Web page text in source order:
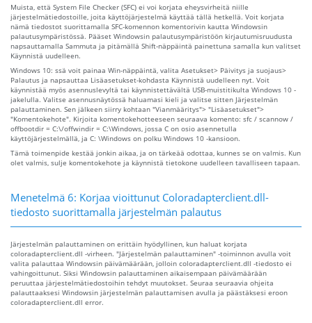
Muista, että System File Checker (SFC) ei voi korjata eheysvirheitä niille
järjestelmätiedostoille, joita käyttöjärjestelmä käyttää tällä hetkellä. Voit korjata
nämä tiedostot suorittamalla SFC-komennon komentorivin kautta Windowsin
palautusympäristössä. Pääset Windowsin palautusympäristöön kirjautumisruudusta
napsauttamalla Sammuta ja pitämällä Shift-näppäintä painettuna samalla kun valitset
Käynnistä uudelleen.
Windows 10: ssä voit painaa Win-näppäintä, valita Asetukset> Päivitys ja suojaus>
Palautus ja napsauttaa Lisäasetukset-kohdasta Käynnistä uudelleen nyt. Voit
käynnistää myös asennuslevyltä tai käynnistettävältä USB-muistitikulta Windows 10 -
jakelulla. Valitse asennusnäytössä haluamasi kieli ja valitse sitten Järjestelmän
palauttaminen. Sen jälkeen siirry kohtaan "Vianmääritys"> "Lisäasetukset">
"Komentokehote". Kirjoita komentokehotteeseen seuraava komento: sfc / scannow /
offbootdir = C:\/offwindir = C:\Windows, jossa C on osio asennetulla
käyttöjärjestelmällä, ja C: \Windows on polku Windows 10 -kansioon.
Tämä toimenpide kestää jonkin aikaa, ja on tärkeää odottaa, kunnes se on valmis. Kun
olet valmis, sulje komentokehote ja käynnistä tietokone uudelleen tavalliseen tapaan.
Menetelmä 6: Korjaa vioittunut Coloradapterclient.dll-
tiedosto suorittamalla järjestelmän palautus
Järjestelmän palauttaminen on erittäin hyödyllinen, kun haluat korjata
coloradapterclient.dll -virheen. "Järjestelmän palauttaminen" -toiminnon avulla voit
valita palauttaa Windowsin päivämäärään, jolloin coloradapterclient.dll -tiedosto ei
vahingoittunut. Siksi Windowsin palauttaminen aikaisempaan päivämäärään
peruuttaa järjestelmätiedostoihin tehdyt muutokset. Seuraa seuraavia ohjeita
palauttaaksesi Windowsin järjestelmän palauttamisen avulla ja päästäksesi eroon
coloradapterclient.dll error.